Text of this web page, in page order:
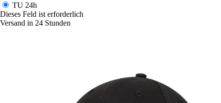
TU 24h
Dieses Feld ist erforderlich
Versand in 24 Stunden